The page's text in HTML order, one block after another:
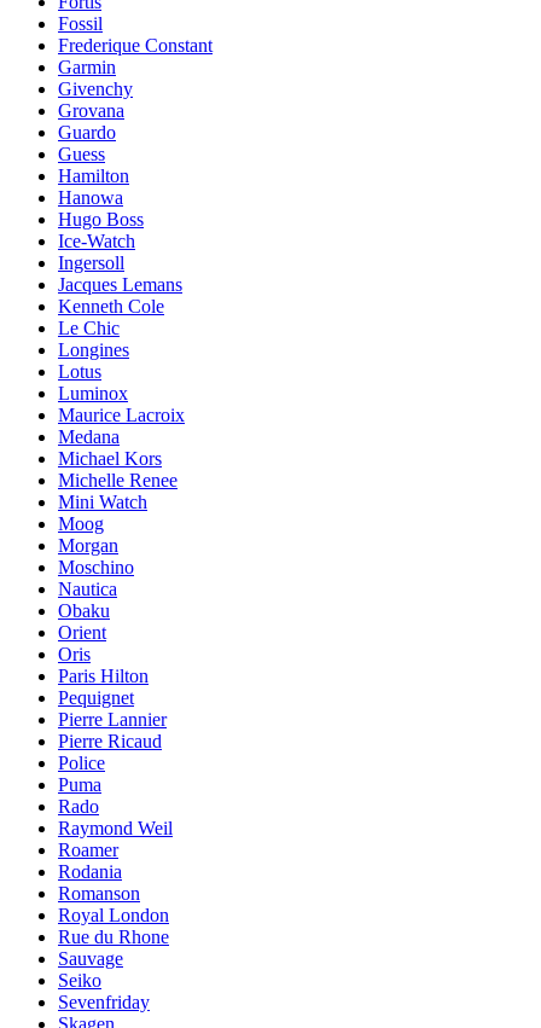
Fossil
Frederique Constant
Garmin
Givenchy
Grovana
Guardo
Guess
Hamilton
Hanowa
Hugo Boss
Ice-Watch
Ingersoll
Jacques Lemans
Kenneth Cole
Le Chic
Longines
Lotus
Luminox
Maurice Lacroix
Medana
Michael Kors
Michelle Renee
Mini Watch
Moog
Morgan
Moschino
Nautica
Obaku
Orient
Oris
Paris Hilton
Pequignet
Pierre Lannier
Pierre Ricaud
Police
Puma
Rado
Raymond Weil
Roamer
Rodania
Romanson
Royal London
Rue du Rhone
Sauvage
Seiko
Sevenfriday
Skagen